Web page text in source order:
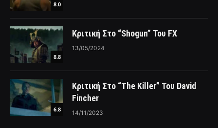
8.0
8.8
Κριτική Στο “Shogun” Του FX
13/05/2024
6.8
Κριτική Στο “The Killer” Του David
Fincher
14/11/2023